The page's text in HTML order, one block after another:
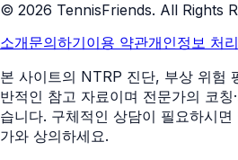
© 2026 TennisFriends. All Rights
소개문의하기이용 약관개인정보 처
본 사이트의 NTRP 진단, 부상 위험
반적인 참고 자료이며 전문가의 코
습니다. 구체적인 상담이 필요하시
가와 상의하세요.